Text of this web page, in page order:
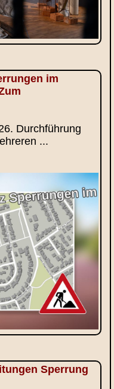
im
Durchführung
...
Sperrung